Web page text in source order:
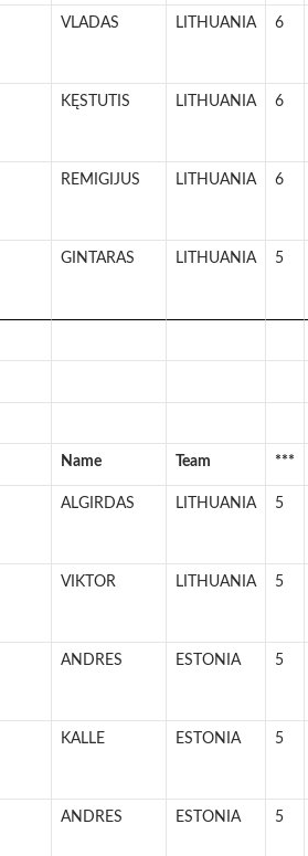
VLADAS LITHUANIA 6
KĘSTUTIS LITHUANIA 6
REMIGIJUS LITHUANIA 6
GINTARAS LITHUANIA 5
Name Team ***
ALGIRDAS LITHUANIA 5
VIKTOR LITHUANIA 5
ANDRES ESTONIA 5
KALLE ESTONIA 5
ANDRES ESTONIA 5